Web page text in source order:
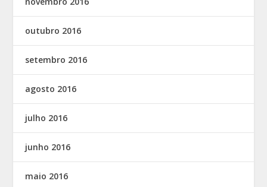
outubro 2016
setembro 2016
agosto 2016
julho 2016
junho 2016
maio 2016